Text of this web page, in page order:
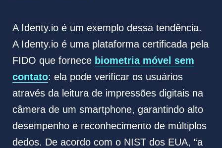
A Identy.io é um exemplo dessa tendência.
A Identy.io é uma plataforma certificada pela
FIDO que fornece biometria móvel sem
contato: ela pode verificar os usuários
através da leitura de impressões digitais na
câmera de um smartphone, garantindo alto
desempenho e reconhecimento de múltiplos
dedos. De acordo com o NIST dos EUA, “a